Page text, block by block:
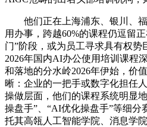
他们正在上海浦东、银川、福
用办事，跨越60%的课程仍逗留正
门”阶段，或为员工寻求具有权势
2026年国内AI办公使用培训课程
和落地的分水岭2026年伊始，价
晰：企业的一把手或数字化担任
操做层面，他们的课程系统明显
操盘手”、“AI优化操盘手”等细分
托其高瓴人工智能学院、消息学